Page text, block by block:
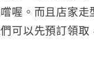
喔。而且店家走
可以先預訂領取